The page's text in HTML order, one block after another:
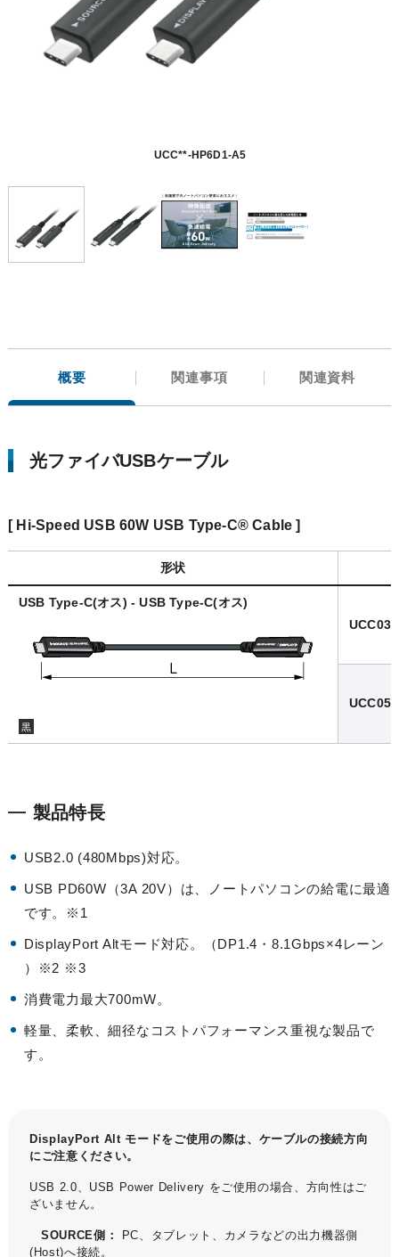
UCC**-HP6D1-A5
概要 関連事項 関連資料
光ファイバUSBケーブル
[ Hi-Speed USB 60W USB Type-C® Cable ]
形状
USB Type-C(オス) - USB Type-C(オス)
黒
UCC03-
UCC05-
製品特長
USB2.0 (480Mbps)対応。
USB PD60W（3A 20V）は、ノートパソコンの給電に最適
です。※1
DisplayPort Altモード対応。（DP1.4・8.1Gbps×4レーン
）※2 ※3
消費電力最大700mW。
軽量、柔軟、細径なコストパフォーマンス重視な製品で
す。
DisplayPort Alt モードをご使用の際は、ケーブルの接続方向
にご注意ください。
USB 2.0、USB Power Delivery をご使用の場合、方向性はご
ざいません。
SOURCE側：
PC、タブレット、カメラなどの出力機器側
(Host)へ接続。